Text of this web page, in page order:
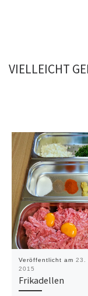
VIELLEICHT
Veröffentlicht am 23.
2015
Frikadellen